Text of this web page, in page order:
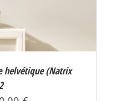
helvétique (Natrix